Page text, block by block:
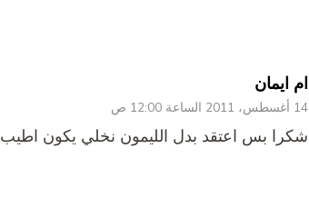
ام ايمان
14 أغسطس، 2011 الساعة 12:00 ص
شكرا بس اعتقد بدل الليمون نخلي يكون اطيب